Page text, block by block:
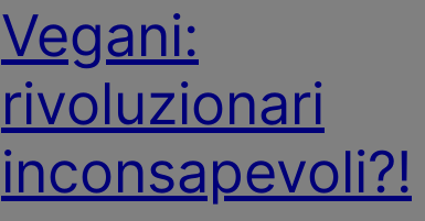
Vegani:
rivoluzionari
inconsapevoli?!